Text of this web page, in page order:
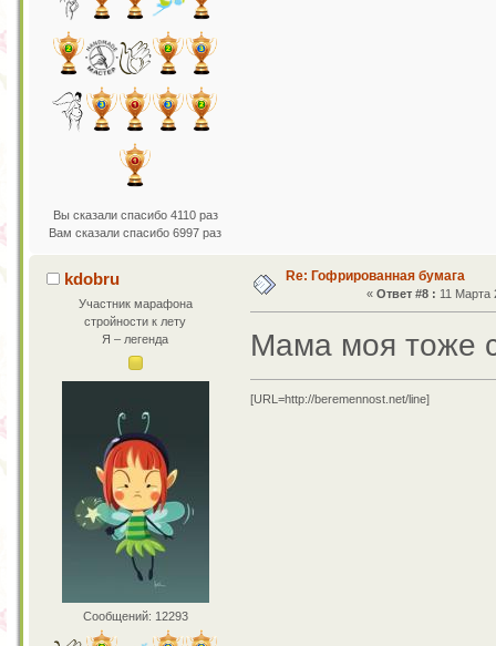
Вы сказали спасибо 4110 раз
Вам сказали спасибо 6997 раз
kdobru
Участник марафона
стройности к лету
Я – легенда
Сообщений: 12293
Re: Гофрированная бумага
«Ответ #8 : 11 Марта
Мама моя тоже
[URL=http://beremennost.net/line]